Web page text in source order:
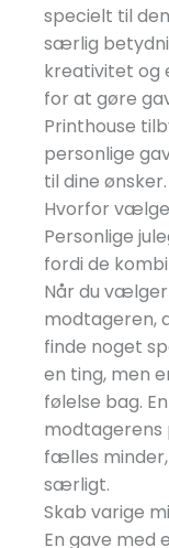
specielt til
særlig
kreativitet og
for at gøre
Printhouse
personlige
til dine ønsker.
Hvorfor
Personlige
fordi de
Når du vælger
modtageren,
finde noget
en ting, men
følelse bag.
modtagerens
fælles
særligt.
Skab varige
En gave